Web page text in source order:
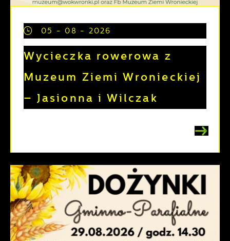
05 - 08 - 2026
Wycieczka rowerowa z
Muzeum Ziemi Wronieckiej
– Jasionna i Wilczak